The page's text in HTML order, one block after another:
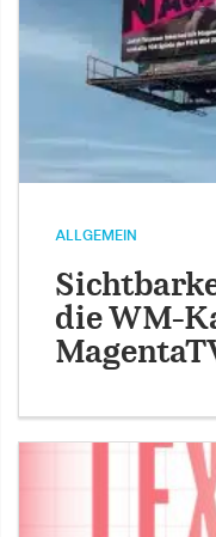
ALLGEMEIN
die WM-